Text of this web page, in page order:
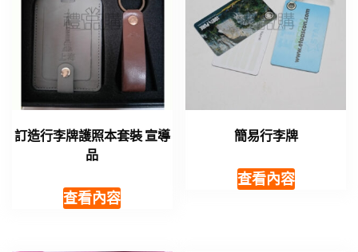
訂造行李牌護照本套裝 宣導
品
查看內容
簡易行李牌
查看內容